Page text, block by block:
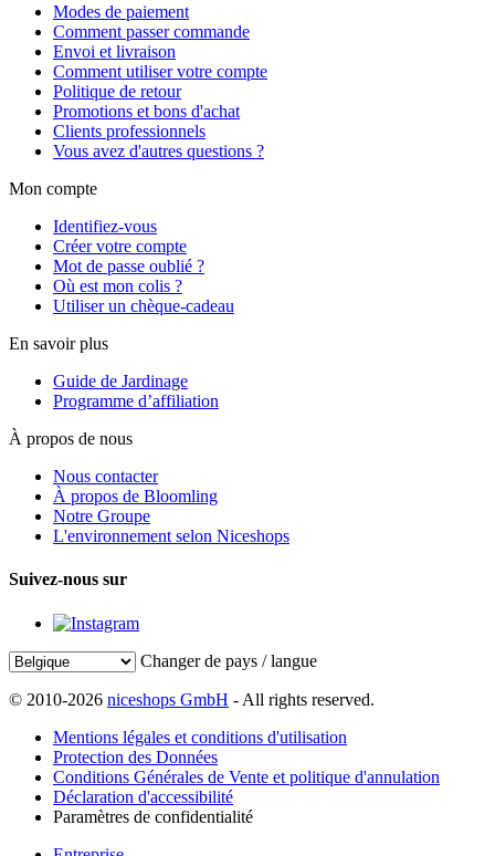
Modes de paiement
Comment passer commande
Envoi et livraison
Comment utiliser votre compte
Politique de retour
Promotions et bons d'achat
Clients professionnels
Vous avez d'autres questions ?
Mon compte
Identifiez-vous
Créer votre compte
Mot de passe oublié ?
Où est mon colis ?
Utiliser un chèque-cadeau
En savoir plus
Guide de Jardinage
Programme d’affiliation
À propos de nous
Nous contacter
À propos de Bloomling
Notre Groupe
L'environnement selon Niceshops
Suivez-nous sur
Changer de pays / langue
© 2010-2026 niceshops GmbH - All rights reserved.
Mentions légales et conditions d'utilisation
Protection des Données
Conditions Générales de Vente et politique d'annulation
Déclaration d'accessibilité
Paramètres de confidentialité